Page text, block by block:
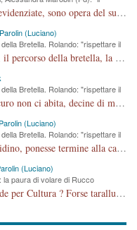
Consigliera Marobin, tutte le cose da Lei evidenziate, sono opera del suo ex Assessore e compagno di Partito Antonio Marco Dalla Pozza Assessore alla "progettazione" di piste ciclabili e altre porcherie. A lui manderei il conto da saldare per incidenti e danni alle persone. E' ora che "finiamola." Avete perso rassegnatevi. qui IL SINDACO RUCCO NON C'ENTRA PER NIENTE. CAPITO!!!!!!!! Amen.
(Luciano)
Bretella. Rolando: "rispettare il
Caro fratuck, conosco molto bene la zona, il percorso della bretella, la situazione dei cittadini, abito in Viale Trento. A partire dal 2003 ho partecipato al Comitato di Maddalene pro bretella, e a riunioni propositive per apportare modifiche al progetto. Numerose mie foto del territorio sono arrivate a Roma, altri miei interventi (non graditi dalla Sx) sono stati pubblicati dal GdV, assieme ad altri come Ciro Asproso, ora favorevole alla bretella. Ho partecipato alla raccolta firme per la chiusura della strada x 5 giorni eseguita dal Sindaco Hullwech per sforamento 180 Micro/g. Pertanto come impegno per la tematica sono apposto con la coscienza. Ora il Progetto è partito, fine! Voglio dire che la nuova Giunta "comunale" non c'entra più. L'opera sarà "malauguratamente" eseguita, ma non con il mio placet. Il Consigliere Comunale dovrebbe capire che la campagna elettorale è finita, con buona pace di tutti. Quello che invece dovrebbe interessare è la proprietà della strada, dall'uscita autostradale Ovest, sino alla Rotatoria dell'Albara, vi sono tre possessori: Autostrade SpA; La Provincia, il Comune. Come la mettiamo per il futuro ? I costi, da 50 sono saliti a 100 milioni di € come dire 20 milioni a KM (!) da non credere. Comunque si farà. Ma nessuno canti Vittoria, anzi meglio non farne un ulteriore fatto "partitico" per questioni elettorali o di seggio. Se mi manda la sua mail, sono disponibile ad inviare i documenti e le foto sopra descritte. Con ossequi, Luciano Parolin
Bretella. Rolando: "rispettare il
Non sarà utile a lei dott. Parolin che di sicuro non ci abita, decine di migliaia di TIR, automobili e padroncini che passano quotidianamente per una strada appena rotabile, non è più possibile stendere i panni, attraversare la strada senza rischiare la morte, le case stanno crepando, i tempi sono cambiati e la bretella non passerà assolutamente per maddalene (ma cosa sta a dire?!), dia invece responsabilità a chi ha costruito tagliando la strada che doveva invece terminare a isola vicentina e non al moracchino lasciando Motta di Costabissara ancora in panne di traffico. I tempi sono cambiati dottore e se l'anagrafe della vita stagna nell'essere umano impressioni conservatrici, la società non le considera perchè va avanti, si industrializza e ha bisogno di infrastrutture e di sviluppo. Ultima considerazione, se è geloso di Rolando perchè vede in lui solo campagne politiche mentre si difendono i SOLI diritti dei cittadini, la preghiamo faccia considerazioni più appropriate. Saluti e complimenti per i suoi scritti.
(Luciano)
Bretella. Rolando: "rispettare il
Sarebbe ora che il consigliere comunale Pidino, ponesse termine alla campagna elettorale nel territorio del suo seggio Villaggio del Sole. La tiraca è iniziata, distruggerà 6 km di prateria ovest della città, ricca di fonti e sorgenti d'acqua. I cittadini di Maddalene non avranno più Pace la notte. Molta colpa per la costruzione di questa Strada è proprio del signor Rolando,dei suoi gazebo mobili e che vuol far passare questa opera VANDALICA come progetto "utile" a chi ? Non è cosa seria sig. Rolando!
(Luciano)
la paura di volare di Rucco
Vorrei sapere dal C.C. Rolando cosa intende per Cultura ? Forse tarallucci, vino e sagre, o spaghetti tricolori del PD ? Il continuo (s)parlare della mostra a Palazzo Chiericati caro consigliere DANNEGGIA FORTEMENTE l'immagine della città TUTTA e fa deviare i consensi che in RUSSIA (badi bene ex U.R.S.S.) sono ECCELLENTI. A livello artistico l'evento è di alta Valenza culturale, COMPITO di Tutta la Cittadinanza fare il possibile per propagandare l'iniziativa senza farne UN CASO PARTITICO come fa Lei da sempre. Meno Gazebo + Partecipazione! E così sia. Amen.